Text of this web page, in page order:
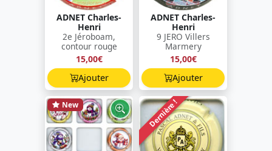
ADNET Charles-
Henri
2e Jéroboam,
contour rouge
15,00€
Ajouter
ADNET Charles-
Henri
9 JERO Villers
Marmery
15,00€
Ajouter
New Dernière !